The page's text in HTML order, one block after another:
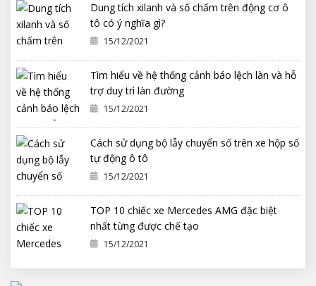
Dung tích xilanh và số chấm trên động cơ ô
tô có ý nghĩa gì?
15/12/2021
Tìm hiểu về hệ thống cảnh báo lệch làn và hỗ
trợ duy trì làn đường
15/12/2021
Cách sử dụng bộ lẫy chuyển số trên xe hộp số
tự động ô tô
15/12/2021
TOP 10 chiếc xe Mercedes AMG đặc biệt
nhất từng được chế tạo
15/12/2021